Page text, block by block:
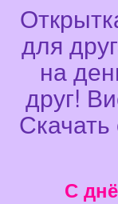
для
на
друг!
Скачать
С